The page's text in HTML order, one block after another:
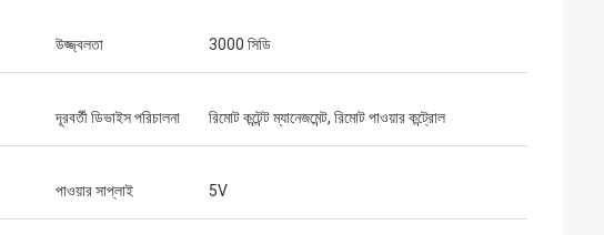
উজ্জ্বলতা 3000 সিডি
দূরবর্তী ডিভাইস পরিচালনা রিমোট কন্টেন্ট ম্যানেজমেন্ট, রিমোট পাওয়ার কন্ট্রোল
পাওয়ার সাপ্লাই 5V